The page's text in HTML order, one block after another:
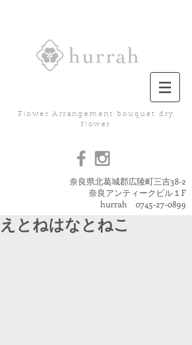
Flower Arrangement bouquet dry
flower
奈良県北葛城郡広陵町三吉38-2
奈良アンティークビル１F
hurrah 0745-27-0899
えとねはなとねこ